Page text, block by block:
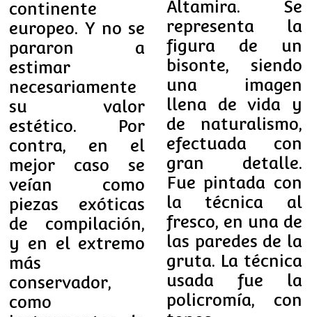
continente
europeo. Y no se
pararon a
estimar
necesariamente
su valor
estético. Por
contra, en el
mejor caso se
veían como
piezas exóticas
de compilación,
y en el extremo
más
conservador,
como
Altamira. Se
representa la
figura de un
bisonte, siendo
una imagen
llena de vida y
de naturalismo,
efectuada con
gran detalle.
Fue pintada con
la técnica al
fresco, en una de
las paredes de la
gruta. La técnica
usada fue la
policromía, con